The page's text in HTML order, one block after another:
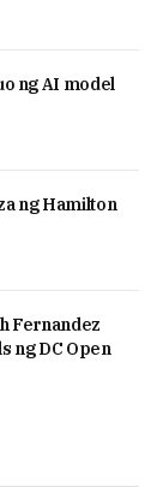
ng AI model
ng Hamilton
Fernandez
ng DC Open